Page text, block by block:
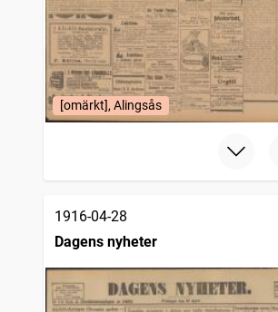
[omärkt], Alingsås
1916-04-28
Dagens nyheter